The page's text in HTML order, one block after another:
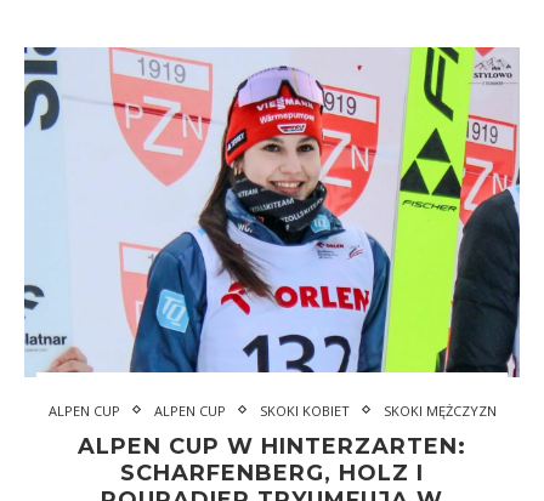
ALPEN CUP ALPEN CUP SKOKI KOBIET SKOKI MĘŻCZYZN
ALPEN CUP W HINTERZARTEN:
SCHARFENBERG, HOLZ I